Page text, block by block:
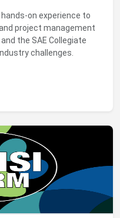
on experience to
project management
the SAE Collegiate
challenges.
of Hispanic Serving